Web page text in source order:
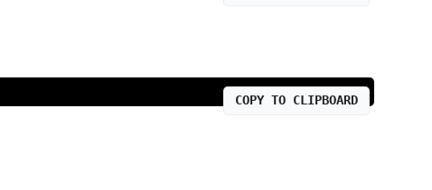
COPY TO CLIPBOARD